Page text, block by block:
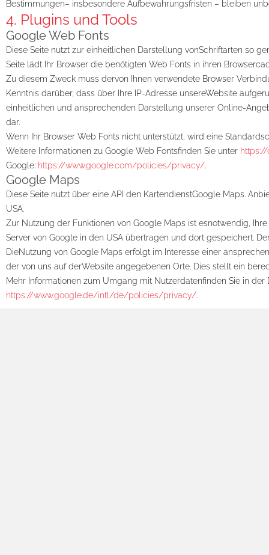
Bestimmungen– insbesondere Aufbewahrungsfristen – bleiben
4. Plugins und Tools
Google Web Fonts
Diese Seite nutzt zur einheitlichen Darstellung vonSchriftarten so
Seite lädt Ihr Browser die benötigten Web Fonts in ihren
Zu diesem Zweck muss dervon Ihnen verwendete Browser
Kenntnis darüber, dass über Ihre IP-Adresse unsereWebsite
einheitlichen und ansprechenden Darstellung unserer Online-
dar.
Wenn Ihr Browser Web Fonts nicht unterstützt, wird eine
Weitere Informationen zu Google Web Fontsfinden Sie unter
Google: https://www.google.com/policies/privacy/.
Google Maps
Diese Seite nutzt über eine API den KartendienstGoogle Maps.
USA.
Zur Nutzung der Funktionen von Google Maps ist esnotwendig,
Server von Google in den USA übertragen und dort gespeichert.
DieNutzung von Google Maps erfolgt im Interesse einer
der von uns auf derWebsite angegebenen Orte. Dies stellt ein
Mehr Informationen zum Umgang mit Nutzerdatenfinden Sie in der
https://www.google.de/intl/de/policies/privacy/.